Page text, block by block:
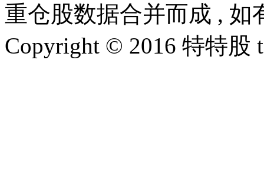
重仓股数据合并而成 , 如
Copyright © 2016 特特股